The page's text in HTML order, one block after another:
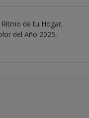
de tu Hogar,
del Año 2025,